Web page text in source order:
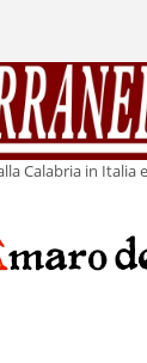
Calabria in Italia